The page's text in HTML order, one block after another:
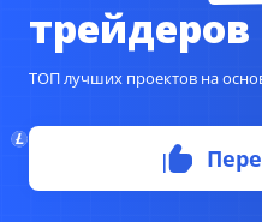
© Copyright
трейдеров
ТОП лучших проектов на